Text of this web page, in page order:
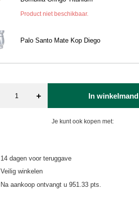
Product niet beschikbaar.
Palo Santo Mate Kop Diego
+ In winkelmand
Je kunt ook kopen met:
14 dagen voor teruggave
Veilig winkelen
Na aankoop ontvangt u951.33 pts.